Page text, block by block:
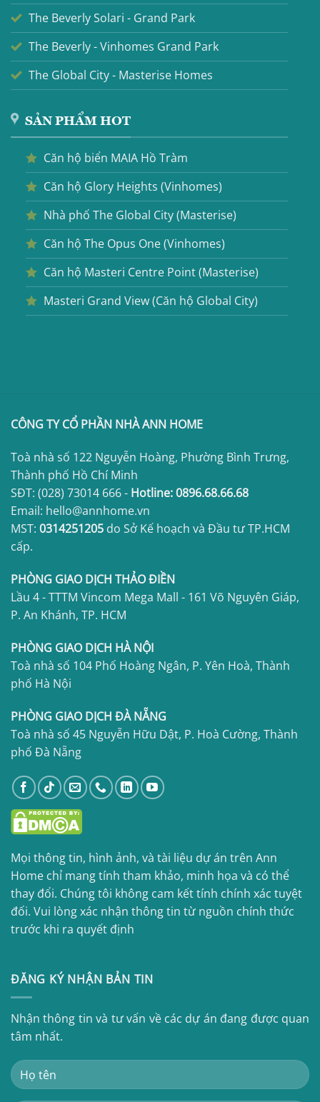
The Beverly Solari - Grand Park
The Beverly - Vinhomes Grand Park
The Global City - Masterise Homes
SẢN PHẨM HOT
Căn hộ biển MAIA Hồ Tràm
Căn hộ Glory Heights (Vinhomes)
Nhà phố The Global City (Masterise)
Căn hộ The Opus One (Vinhomes)
Căn hộ Masteri Centre Point (Masterise)
Masteri Grand View (Căn hộ Global City)
CÔNG TY CỔ PHẦN NHÀ ANN HOME
Toà nhà số 122 Nguyễn Hoàng, Phường Bình Trưng,
Thành phố Hồ Chí Minh
SĐT: (028) 73014 666- Hotline:0896.68.66.68
Email: hello@annhome.vn
MST: 0314251205 do Sở Kế hoạch và Đầu tư TP.HCM
cấp.
PHÒNG GIAO DỊCH THẢO ĐIỀN
Lầu 4 - TTTM Vincom Mega Mall - 161 Võ Nguyên Giáp,
P. An Khánh, TP. HCM
PHÒNG GIAO DỊCH HÀ NỘI
Toà nhà số 104 Phố Hoàng Ngân, P. Yên Hoà, Thành
phố Hà Nội
PHÒNG GIAO DỊCH ĐÀ NẴNG
Toà nhà số 45 Nguyễn Hữu Dật, P. Hoà Cường, Thành
phố Đà Nẵng
Mọi thông tin, hình ảnh, và tài liệu dự án trên Ann
Home chỉ mang tính tham khảo, minh họa và có thể
thay đổi. Chúng tôi không cam kết tính chính xác tuyệt
đối. Vui lòng xác nhận thông tin từ nguồn chính thức
trước khi ra quyết định
ĐĂNG KÝ NHẬN BẢN TIN
Nhận thông tin và tư vấn về các dự án đang được quan
tâm nhất.